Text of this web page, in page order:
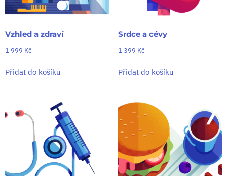
Vzhled a zdraví
1 999 Kč
Přidat do košíku
Srdce a cévy
1 399 Kč
Přidat do košíku